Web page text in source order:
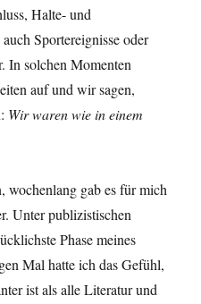
Halte- und
Sportereignisse oder
In solchen Momenten
auf und wir sagen,
Wir waren wie in einem
wochenlang gab es für mich
Unter publizistischen
Phase meines
Mal hatte ich das Gefühl,
ist als alle Literatur und